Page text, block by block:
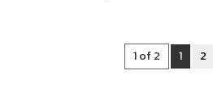
1 of 2 1 2